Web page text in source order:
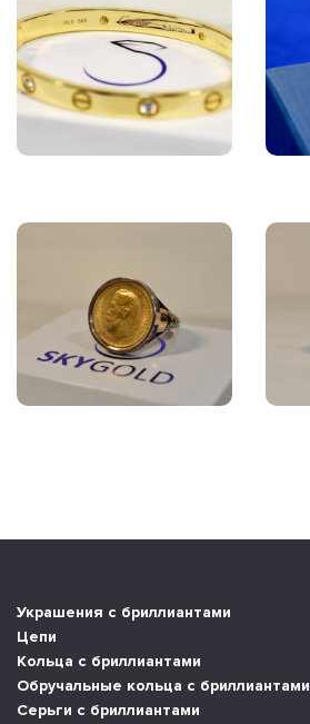
Украшения с бриллиантами
Цепи
Кольца с бриллиантами
Обручальные кольца с бриллиантами
Серьги с бриллиантами